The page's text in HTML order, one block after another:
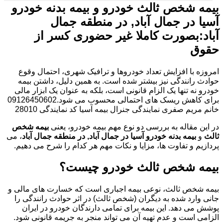
بیمه شخص ثالث خودرو و بیمه بدنه خودرو
آسیا در جمال آباد, در منطقه جمال
آباد:بصورت کاملا غیر حضوری کسر از
حقوق
امروزه با افزایش تعداد خودروها و ترافیک شهری، احتمال وقوع
حوادث رانندگی نیز بیشتر شده است. به همین دلیل، داشتن بیمه
خودرو نه تنها یک الزام قانونی است، بلکه به عنوان یک ابزار مالی
برای کاهش ریسک های احتمالی محسوب می شود.09126450602
خانم مریم صفری نمایندگی جنرال بیمه آسیا کد نمایندگی 28010
در این مقاله به بررسی دو نوع مهم بیمه خودرو، یعنی بیمه شخص
ثالث و بیمه بدنه خودرو آسیا در جمال آباد, در منطقه جمال آباد، می
پردازیم و تفاوت ها، مزایا و نکات مهم هر کدام را شرح می دهیم.
بیمه شخص ثالث خودرو چیست؟
بیمه شخص ثالث، نوعی بیمه اجباری است که خسارت های مالی و
جانی وارد شده به دیگران (شخص ثالث) در اثر حوادث رانندگی را
پوشش می دهد. این بیمه برای تمامی دارندگان خودرو در ایران
الزامی است و عدم تهیه آن می تواند منجر به جریمه قانونی شود.